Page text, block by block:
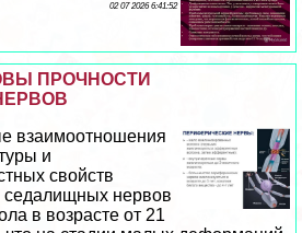
02 07 2026 6:41:52
ПРОЧНОСТИ
взаимоотношения
и
свойств
седалищных нервов
в возрасте от 21